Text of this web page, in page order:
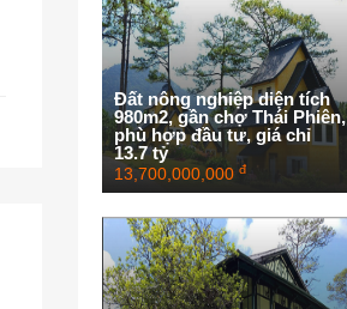
Đất nông nghiệp diện tích
980m2, gần chợ Thái Phiên,
phù hợp đầu tư, giá chỉ
13.7 tỷ
13,700,000,000 đ